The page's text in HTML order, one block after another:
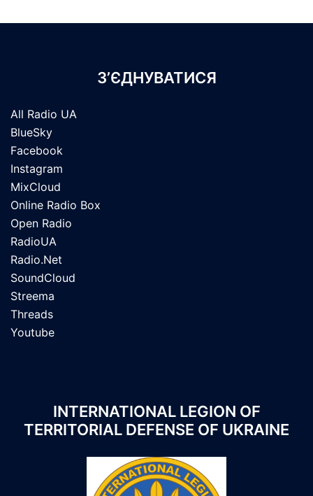
З’ЄДНУВАТИСЯ
All Radio UA
BlueSky
Facebook
Instagram
MixCloud
Online Radio Box
Open Radio
RadioUA
Radio.Net
SoundCloud
Streema
Threads
Youtube
INTERNATIONAL LEGION OF
TERRITORIAL DEFENSE OF UKRAINE